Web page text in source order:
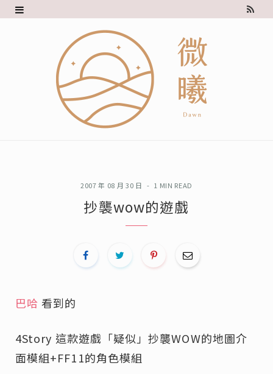
R
2007 年 08 月 30 日 1 MIN READ
抄襲wow的遊戲
巴哈 看到的
4Story 這款遊戲「疑似」抄襲WOW的地圖介
面模組+FF11的角色模組